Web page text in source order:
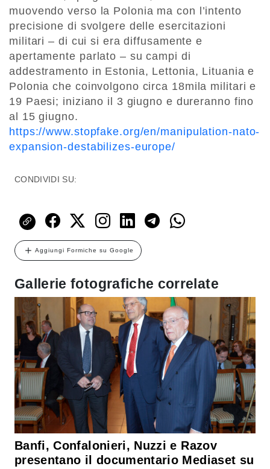
muovendo verso la Polonia ma con l’intento
precisione di svolgere delle esercitazioni
militari – di cui si era diffusamente e
apertamente parlato – su campi di
addestramento in Estonia, Lettonia, Lituania e
Polonia che coinvolgono circa 18mila militari e
19 Paesi; iniziano il 3 giugno e dureranno fino
al 15 giugno.
https://www.stopfake.org/en/manipulation-nato-
expansion-destabilizes-europe/
CONDIVIDI SU:
Aggiungi Formiche su Google
Gallerie fotografiche correlate
Banfi, Confalonieri, Nuzzi e Razov
presentano il documentario Mediaset su